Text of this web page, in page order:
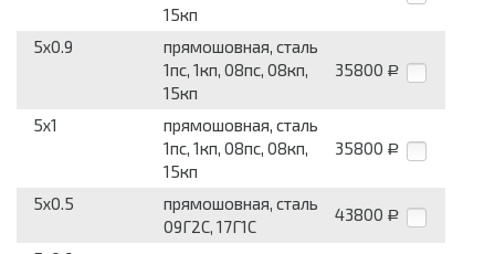
15кп
5x0.9
прямошовная, сталь
1пс, 1кп, 08пс, 08кп,
15кп
35800 Р
5x1
прямошовная, сталь
1пс, 1кп, 08пс, 08кп,
15кп
35800 Р
5x0.5
прямошовная, сталь
09Г2С, 17Г1С
43800 Р